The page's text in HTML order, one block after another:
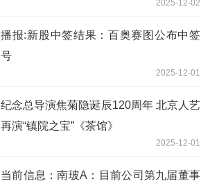
2025-12-02
播报:新股中签结果：百奥赛图公布中签
号
2025-12-01
纪念总导演焦菊隐诞辰120周年 北京人艺
再演“镇院之宝”《茶馆》
2025-12-01
当前信息：南玻A：目前公司第九届董事